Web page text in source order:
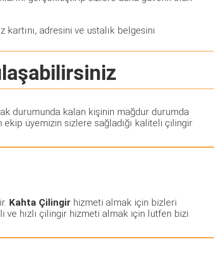
adresini ve ustalık belgesini
durumunda kalan kişinin mağdur durumda
üyemizin sizlere sağladığı kaliteli çilingir
Kahta Çilingir hizmeti almak için bizleri
ve hızlı çilingir hizmeti almak için lütfen bizi